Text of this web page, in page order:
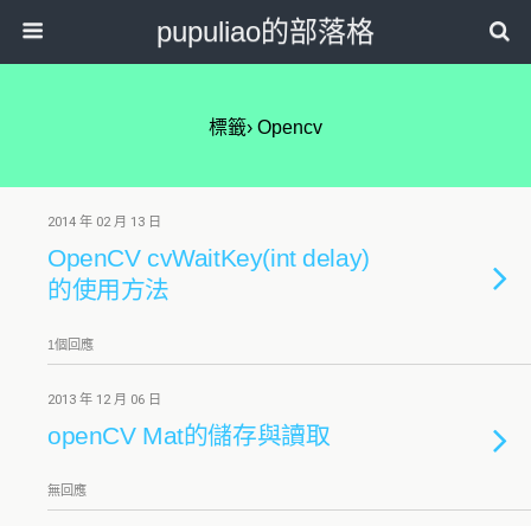
pupuliao的部落格
標籤› Opencv
2014 年 02 月 13 日
OpenCV cvWaitKey(int delay)
的使用方法
1個回應
2013 年 12 月 06 日
openCV Mat的儲存與讀取
無回應